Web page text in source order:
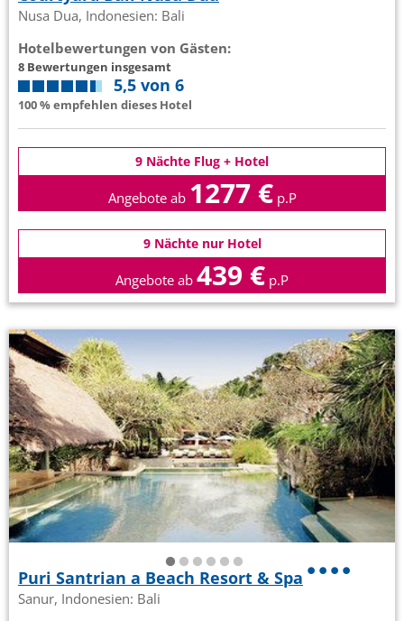
Nusa Dua, Indonesien: Bali
Hotelbewertungen von Gästen:
8 Bewertungen insgesamt
5,5 von 6
100 % empfehlen dieses Hotel
9 Nächte Flug + Hotel
Angebote ab 1277 € p.P
9 Nächte nur Hotel
Angebote ab 439 € p.P
Puri Santrian a Beach Resort & Spa
Sanur, Indonesien: Bali